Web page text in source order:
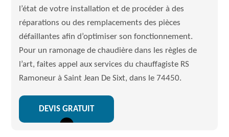
l’état de votre installation et de procéder à des
réparations ou des remplacements des pièces
défaillantes afin d’optimiser son fonctionnement.
Pour un ramonage de chaudière dans les règles de
l’art, faites appel aux services du chauffagiste RS
Ramoneur à Saint Jean De Sixt, dans le 74450.
DEVIS GRATUIT